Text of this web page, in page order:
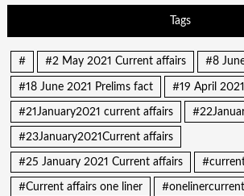
Tags
# #2 May 2021 Current affairs #8
#18 June 2021 Prelims fact #19 April
#21January2021 current affairs
#23January2021Current affairs
#25 January 2021 Current affairs
#Current affairs one liner